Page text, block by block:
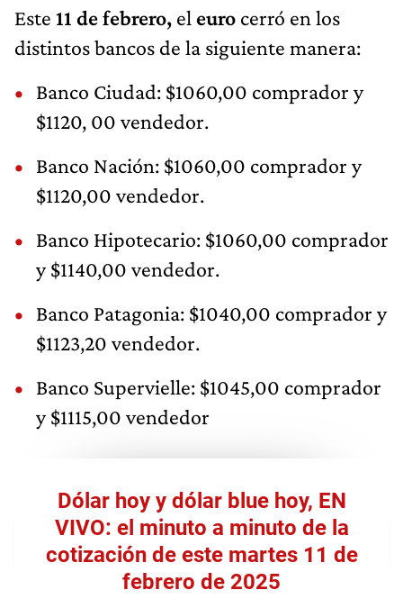
Este 11 de febrero, el euro cerró en los
distintos bancos de la siguiente manera:
Banco Ciudad: $1060,00 comprador y
$1120, 00 vendedor.
Banco Nación: $1060,00 comprador y
$1120,00 vendedor.
Banco Hipotecario: $1060,00 comprador
y $1140,00 vendedor.
Banco Patagonia: $1040,00 comprador y
$1123,20 vendedor.
Banco Supervielle: $1045,00 comprador
y $1115,00 vendedor
Dólar hoy y dólar blue hoy, EN
VIVO: el minuto a minuto de la
cotización de este martes 11 de
febrero de 2025